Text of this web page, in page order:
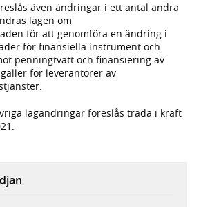
även ändringar i ett antal andra
lagen om
för att genomföra en ändring i
för finansiella instrument och
penningtvätt och finansiering av
för leverantörer av
lagändringar föreslås träda i kraft